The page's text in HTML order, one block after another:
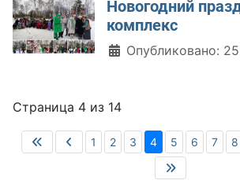
Новогодний
комплекс
Информация о
Опубликовано:
Страница 4 из 14
1 2 3 4 5 6 7 8